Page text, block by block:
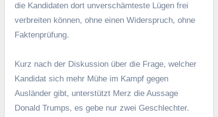
die Kandidaten dort unverschämteste Lügen frei
verbreiten können, ohne einen Widerspruch, ohne
Faktenprüfung.
Kurz nach der Diskussion über die Frage, welcher
Kandidat sich mehr Mühe im Kampf gegen
Ausländer gibt, unterstützt Merz die Aussage
Donald Trumps, es gebe nur zwei Geschlechter.